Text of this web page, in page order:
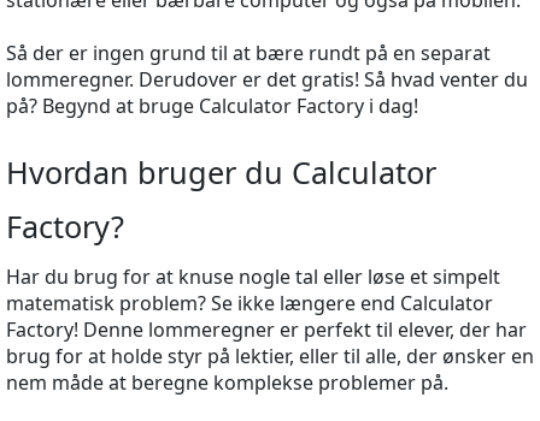
Så der er ingen grund til at bære rundt på en separat
lommeregner. Derudover er det gratis! Så hvad venter du
på? Begynd at bruge Calculator Factory i dag!
Hvordan bruger du Calculator
Factory?
Har du brug for at knuse nogle tal eller løse et simpelt
matematisk problem? Se ikke længere end Calculator
Factory! Denne lommeregner er perfekt til elever, der har
brug for at holde styr på lektier, eller til alle, der ønsker en
nem måde at beregne komplekse problemer på.